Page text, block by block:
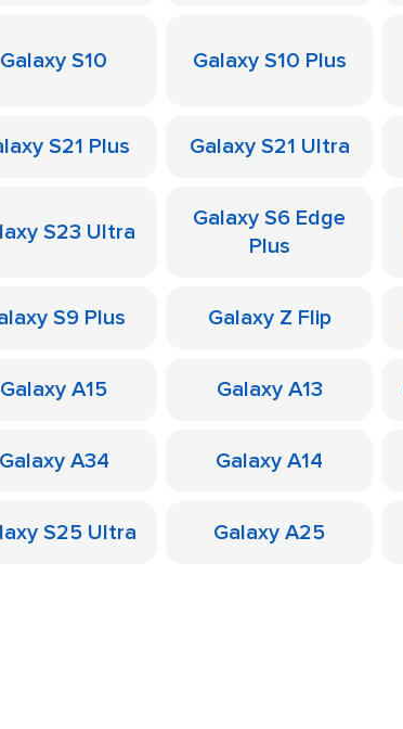
Galaxy S10 Galaxy S10 Plus
S21 Plus Galaxy S21 Ultra
S23 Ultra
Galaxy S6 Edge
Plus
S9 Plus Galaxy Z Flip
Galaxy A15 Galaxy A13
Galaxy A34 Galaxy A14
S25 Ultra Galaxy A25